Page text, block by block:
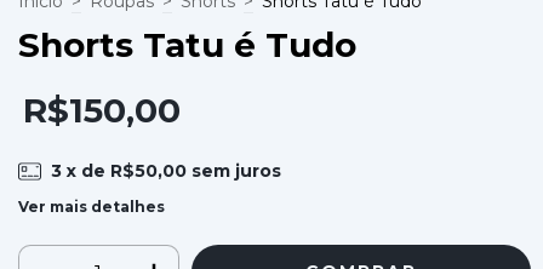
Shorts Tatu é Tudo
R$150,00
3 x de R$50,00 sem juros
Ver mais detalhes